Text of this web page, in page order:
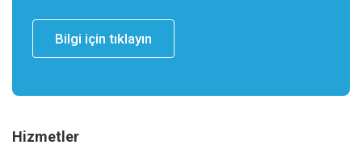
Bilgi için tıklayın
Hizmetler